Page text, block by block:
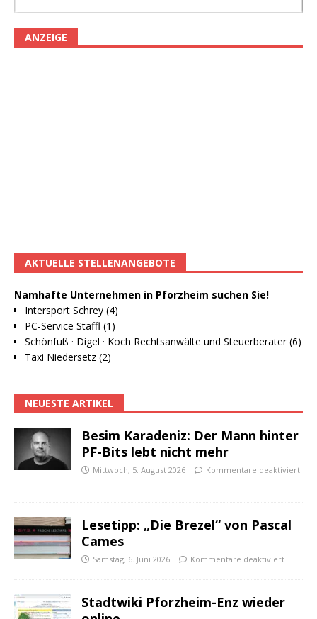
ANZEIGE
AKTUELLE STELLENANGEBOTE
Namhafte Unternehmen in Pforzheim suchen Sie!
Intersport Schrey (4)
PC-Service Staffl (1)
Schönfuß · Digel · Koch Rechtsanwälte und Steuerberater (6)
Taxi Niedersetz (2)
NEUESTE ARTIKEL
Besim Karadeniz: Der Mann hinter
PF-Bits lebt nicht mehr
Mittwoch, 5. August 2026 Kommentare deaktiviert
Lesetipp: „Die Brezel“ von Pascal
Cames
Samstag, 6. Juni 2026 Kommentare deaktiviert
Stadtwiki Pforzheim-Enz wieder